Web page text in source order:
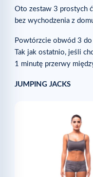
Oto zestaw 3 prostych
bez wychodzenia z
Powtórzcie obwód 3
Tak jak ostatnio, jeśli
1 minutę przerwy
JUMPING JACKS